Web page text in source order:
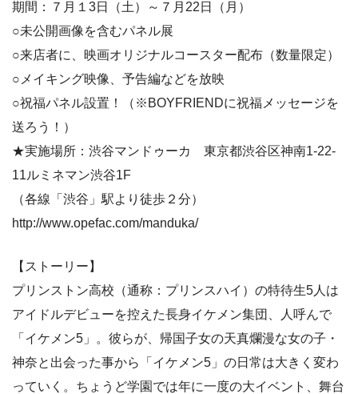
期間：７月１3日（土）～７月22日（月）
○未公開画像を含むパネル展
○来店者に、映画オリジナルコースター配布（数量限定）
○メイキング映像、予告編などを放映
○祝福パネル設置！（※BOYFRIENDに祝福メッセージを
送ろう！）
★実施場所：渋谷マンドゥーカ 東京都渋谷区神南1-22-
11ルミネマン渋谷1F
（各線「渋谷」駅より徒歩２分）
http://www.opefac.com/manduka/
【ストーリー】
プリンストン高校（通称：プリンスハイ）の特待生5人は
アイドルデビューを控えた長身イケメン集団、人呼んで
「イケメン5」。彼らが、帰国子女の天真爛漫な女の子・
神奈と出会った事から「イケメン5」の日常は大きく変わ
っていく。ちょうど学園では年に一度の大イベント、舞台